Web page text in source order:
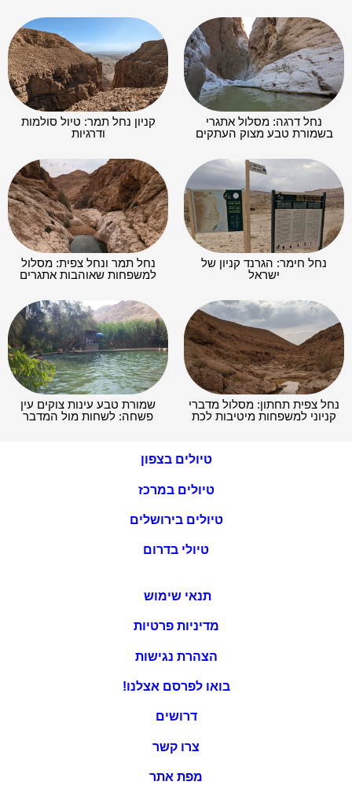
נחל דרגה: מסלול אתגרי
בשמורת טבע מצוק העתקים
קניון נחל תמר: טיול סולמות
ודרגיות
נחל חימר: הגרנד קניון של
ישראל
נחל תמר ונחל צפית: מסלול
למשפחות שאוהבות אתגרים
נחל צפית תחתון: מסלול מדברי
קניוני למשפחות מיטיבות לכת
שמורת טבע עינות צוקים עין
פשחה: לשחות מול המדבר
טיולים בצפון
טיולים במרכז
טיולים בירושלים
טיולי בדרום
תנאי שימוש
מדיניות פרטיות
הצהרת נגישות
בואו לפרסם אצלנו!
דרושים
צרו קשר
מפת אתר